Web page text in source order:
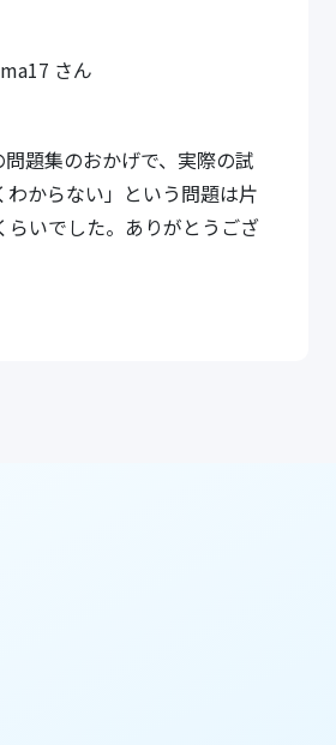
さん
題集のおかげで、実際の試
わからない」という問題は片
らいでした。ありがとうござ